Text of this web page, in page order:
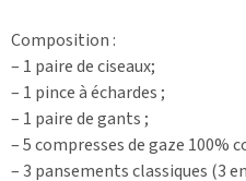
Composition :
– 1 paire de ciseaux;
– 1 pince à échardes ;
– 1 paire de gants ;
– 5 compresses de gaze 100%
– 3 pansements classiques (3